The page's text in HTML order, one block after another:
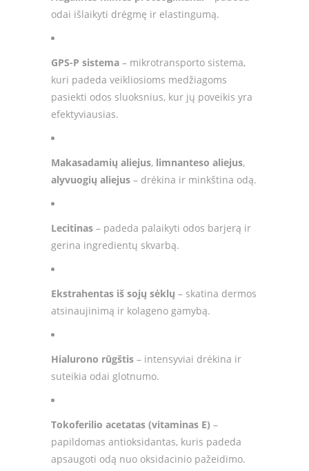
odai išlaikyti drėgmę ir elastingumą.
GPS-P sistema – mikrotransporto sistema,
kuri padeda veikliosioms medžiagoms
pasiekti odos sluoksnius, kur jų poveikis yra
efektyviausias.
Makasadamių aliejus, limnanteso aliejus,
alyvuogių aliejus – drėkina ir minkština odą.
Lecitinas – padeda palaikyti odos barjerą ir
gerina ingredientų skvarbą.
Ekstrahentas iš sojų sėklų – skatina dermos
atsinaujinimą ir kolageno gamybą.
Hialurono rūgštis – intensyviai drėkina ir
suteikia odai glotnumo.
Tokoferilio acetatas (vitaminas E) –
papildomas antioksidantas, kuris padeda
apsaugoti odą nuo oksidacinio pažeidimo.